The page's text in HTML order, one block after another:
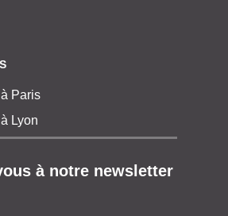
Paris
Lyon
à notre newsletter